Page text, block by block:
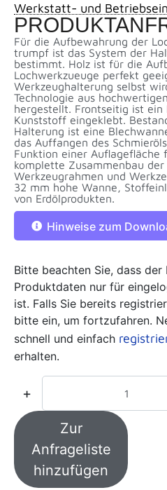
Werkstatt- und
Für die Aufbewahrung der
trumpf ist das System der
bestimmt. Holz ist für die
Lochwerkzueuge perfekt
Werkzeughalterung selbst
Technologie aus
hergestellt. Frontseitig ist ein
Kunststoff eingeklebt.
Halterung ist eine
das Auffangen des
Funktion einer Auflagefläche
komplette Zusammenbau
Werkzeugrahmen und
32 mm hohe Wanne,
von Erdölprodukten.
Hinweise zum
Bitte beachten Sie, dass
Produktdaten nur für
ist. Falls Sie bereits
bitte ein, um fortzufahren.
schnell und einfach
erhalten.
+
Zur
Anfrageliste
hinzufügen